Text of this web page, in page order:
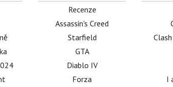
Recenze
Assassin's Creed
Starfield
GTA
Diablo IV
Forza
I